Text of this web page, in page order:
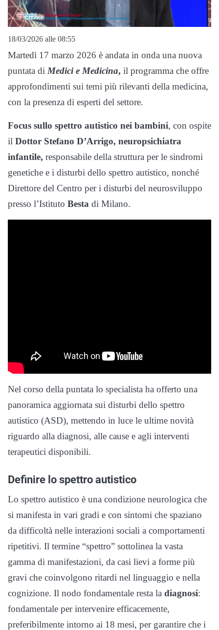
18/03/2026 alle 08:55
Martedì 17 marzo 2026 è andata in onda una nuova
puntata di Medici e Medicina, il programma che offre
approfondimenti sui temi più rilevanti della medicina,
con la presenza di esperti del settore.
Focus sullo spettro autistico nei bambini, con ospite
il Dottor Stefano D’Arrigo, neuropsichiatra
infantile, responsabile della struttura per le sindromi
genetiche e i disturbi dello spettro autistico, nonché
Direttore del Centro per i disturbi del neurosviluppo
presso l’Istituto Besta di Milano.
Nel corso della puntata lo specialista ha offerto una
panoramica aggiornata sui disturbi dello spettro
autistico (ASD), mettendo in luce le ultime novità
riguardo alla diagnosi, alle cause e agli interventi
terapeutici disponibili.
Definire lo spettro autistico
Lo spettro autistico è una condizione neurologica che
si manifesta in vari gradi e con sintomi che spaziano
da difficoltà nelle interazioni sociali a comportamenti
ripetitivi. Il termine “spettro” sottolinea la vasta
gamma di manifestazioni, da casi lievi a forme più
gravi che coinvolgono ritardi nel linguaggio e nella
cognizione. Il nodo fondamentale resta la diagnosi:
fondamentale per intervenire efficacemente,
preferibilmente intorno ai 18 mesi, per garantire che i